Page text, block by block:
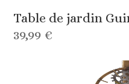
Table de jardin
39,99 €